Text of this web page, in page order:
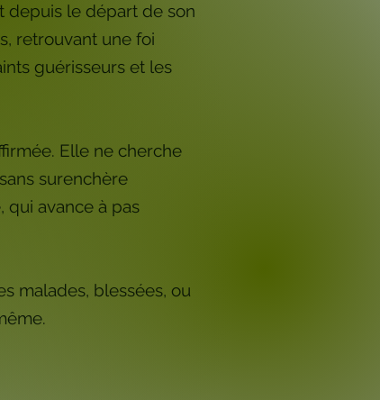
depuis le départ de son
retrouvant une foi
guérisseurs et les
Elle ne cherche
surenchère
qui avance à pas
malades, blessées, ou